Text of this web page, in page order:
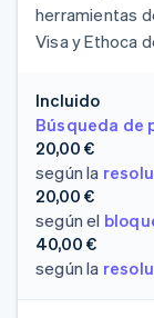
herramientas
Visa y Ethoca
Incluido
Búsqueda de
20,00 €
según la
20,00 €
según el
40,00 €
según la